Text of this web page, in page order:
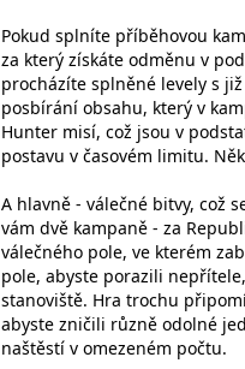
Pokud splníte příběhovou
za který získáte odměnu v
procházíte splněné levely s
posbírání obsahu, který v
Hunter misí, což jsou v
postavu v časovém limitu.
A hlavně - válečné bitvy, což
vám dvě kampaně - za
válečného pole, ve kterém
pole, abyste porazili
stanoviště. Hra trochu
abyste zničili různě odolné
naštěstí v omezeném počtu.